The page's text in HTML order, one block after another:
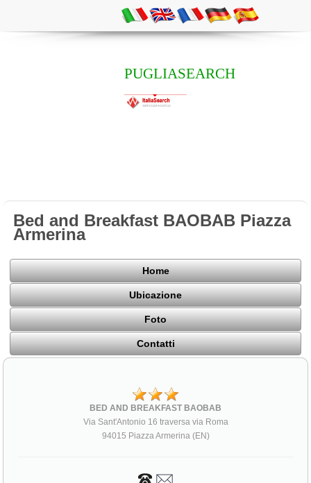
PUGLIASEARCH
Bed and Breakfast BAOBAB Piazza
Armerina
Home
Ubicazione
Foto
Contatti
BED AND BREAKFAST BAOBAB
Via Sant'Antonio 16 traversa via Roma
94015 Piazza Armerina (EN)